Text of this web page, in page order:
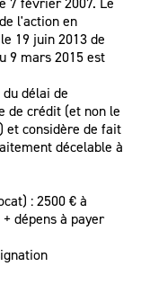
l'action en
19 juin 2013 de
9 mars 2015 est
délai de
de crédit (et non le
et considère de fait
décelable à
: 2500 € à
dépens à payer